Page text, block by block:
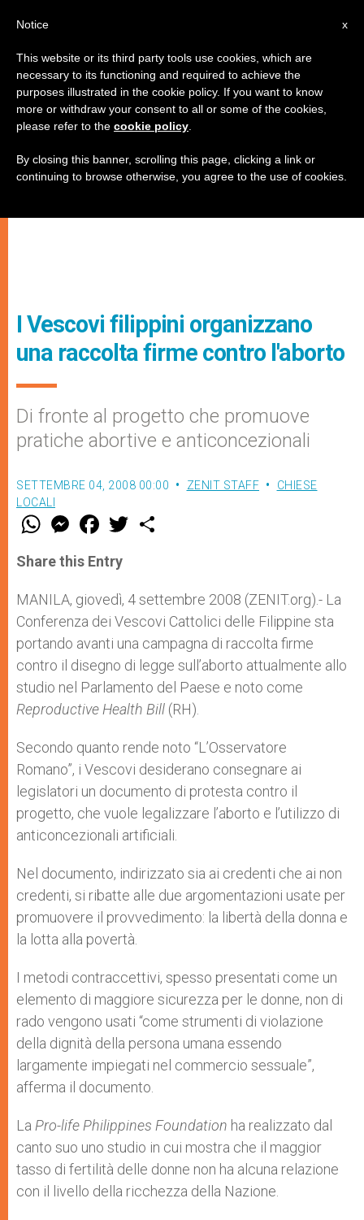
I Vescovi filippini organizzano
una raccolta firme contro l'aborto
Di fronte al progetto che promuove
pratiche abortive e anticoncezionali
SETTEMBRE 04, 2008 00:00 ZENIT STAFF
CHIESE
LOCALI
W
t
s
p
p
M
e
s
e
g
e
r
F
a
e
b
o
k
w
r
Share this Entry
MANILA, giovedì, 4 settembre 2008 (ZENIT.org).- La
Conferenza dei Vescovi Cattolici delle Filippine sta
portando avanti una campagna di raccolta firme
contro il disegno di legge sull’aborto attualmente allo
studio nel Parlamento del Paese e noto come
Reproductive Health Bill (RH).
Secondo quanto rende noto “L’Osservatore
Romano”, i Vescovi desiderano consegnare ai
legislatori un documento di protesta contro il
progetto, che vuole legalizzare l’aborto e l’utilizzo di
anticoncezionali artificiali.
Nel documento, indirizzato sia ai credenti che ai non
credenti, si ribatte alle due argomentazioni usate per
promuovere il provvedimento: la libertà della donna e
la lotta alla povertà.
I metodi contraccettivi, spesso presentati come un
elemento di maggiore sicurezza per le donne, non di
rado vengono usati “come strumenti di violazione
della dignità della persona umana essendo
largamente impiegati nel commercio sessuale”,
afferma il documento.
La Pro-life Philippines Foundation ha realizzato dal
canto suo uno studio in cui mostra che il maggior
tasso di fertilità delle donne non ha alcuna relazione
con il livello della ricchezza della Nazione.
x
Notice
This website or its third party tools use cookies, which are
necessary to its functioning and required to achieve the
purposes illustrated in the cookie policy. If you want to know
more or withdraw your consent to all or some of the cookies,
please refer to the cookie policy
By closing this banner, scrolling this page, clicking a link or
continuing to browse otherwise, you agree to the use of cookies.